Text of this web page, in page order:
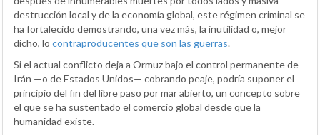
destrucción local y de la economía global, este régimen criminal se
ha fortalecido demostrando, una vez más, la inutilidad o, mejor
dicho, lo contraproducentes que son las guerras.
Si el actual conflicto deja a Ormuz bajo el control permanente de
Irán —o de Estados Unidos— cobrando peaje, podría suponer el
principio del fin del libre paso por mar abierto, un concepto sobre
el que se ha sustentado el comercio global desde que la
humanidad existe.